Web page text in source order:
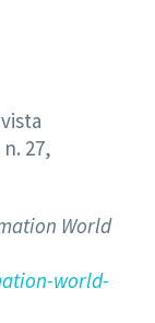
27,
World
world-